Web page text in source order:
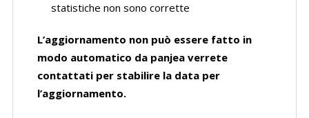
statistiche non sono corrette
L’aggiornamento non può essere fatto in
modo automatico da panjea verrete
contattati per stabilire la data per
l’aggiornamento.